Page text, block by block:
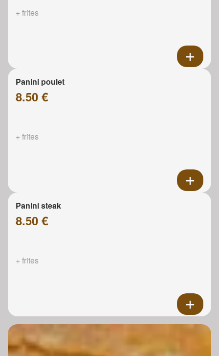
+ frites
Panini poulet
8.50 €
+ frites
Panini steak
8.50 €
+ frites